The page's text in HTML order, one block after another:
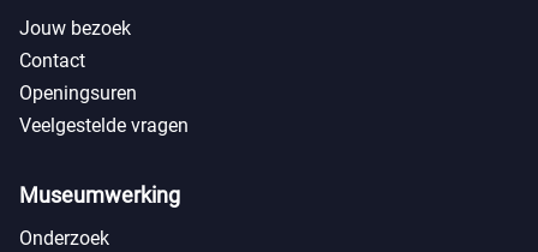
Jouw bezoek
Contact
Openingsuren
Veelgestelde vragen
Museumwerking
Onderzoek